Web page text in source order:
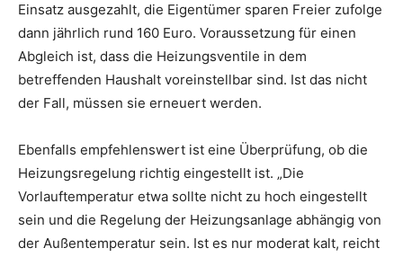
Einsatz ausgezahlt, die Eigentümer sparen Freier zufolge
dann jährlich rund 160 Euro. Voraussetzung für einen
Abgleich ist, dass die Heizungsventile in dem
betreffenden Haushalt voreinstellbar sind. Ist das nicht
der Fall, müssen sie erneuert werden.
Ebenfalls empfehlenswert ist eine Überprüfung, ob die
Heizungsregelung richtig eingestellt ist. „Die
Vorlauftemperatur etwa sollte nicht zu hoch eingestellt
sein und die Regelung der Heizungsanlage abhängig von
der Außentemperatur sein. Ist es nur moderat kalt, reicht